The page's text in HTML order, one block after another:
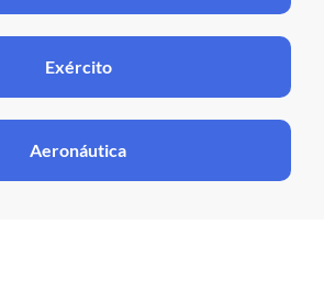
Exército
Aeronáutica